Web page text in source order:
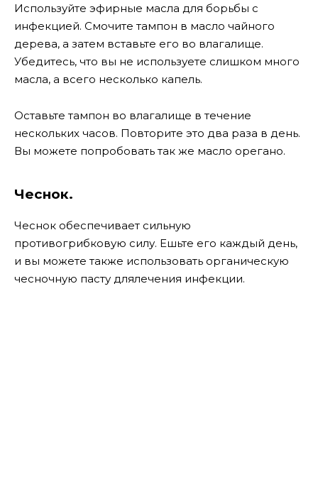
Используйте эфирные масла для борьбы с
инфекцией. Смочите тампон в масло чайного
дерева, а затем вставьте его во влагалище.
Убедитесь, что вы не используете слишком много
масла, а всего несколько капель.
Оставьте тампон во влагалище в течение
нескольких часов. Повторите это два раза в день.
Вы можете попробовать так же масло орегано.
Чеснок.
Чеснок обеспечивает сильную
противогрибковую силу. Ешьте его каждый день,
и вы можете также использовать органическую
чесночную пасту длялечения инфекции.